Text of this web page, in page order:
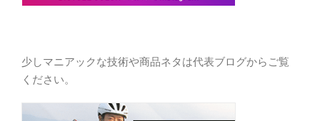
少しマニアックな技術や商品ネタは代表ブログからご覧
ください。